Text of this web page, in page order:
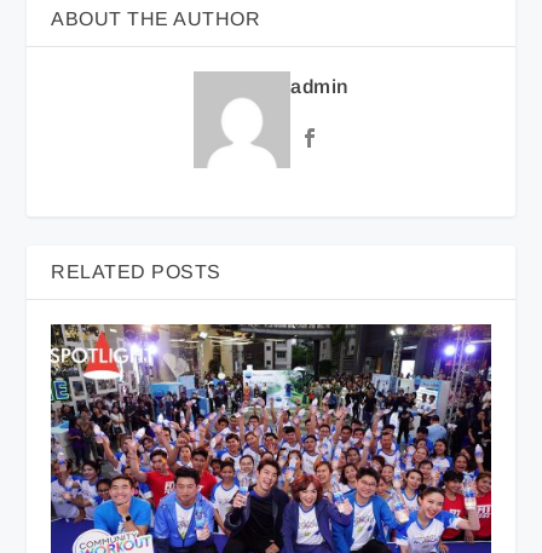
ABOUT THE AUTHOR
admin
RELATED POSTS